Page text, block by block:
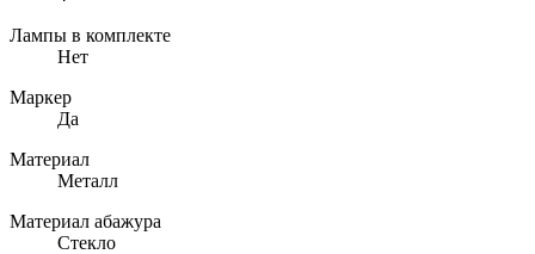
Лампы в комплекте
Нет
Маркер
Да
Материал
Металл
Материал абажура
Стекло